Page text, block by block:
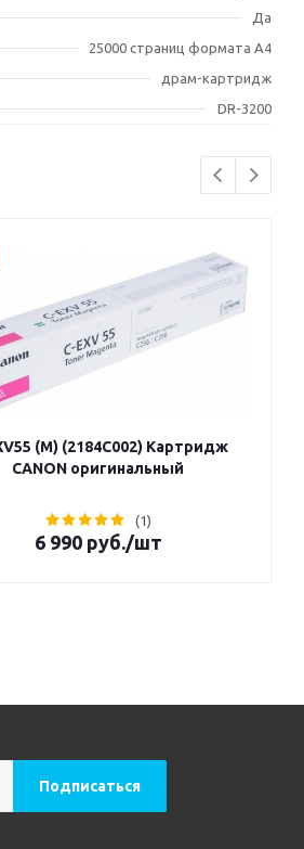
Да
25000 страниц формата А4
драм-картридж
DR-3200
(M) (2184C002) Картридж
CANON оригинальный
(1)
6 990руб./шт